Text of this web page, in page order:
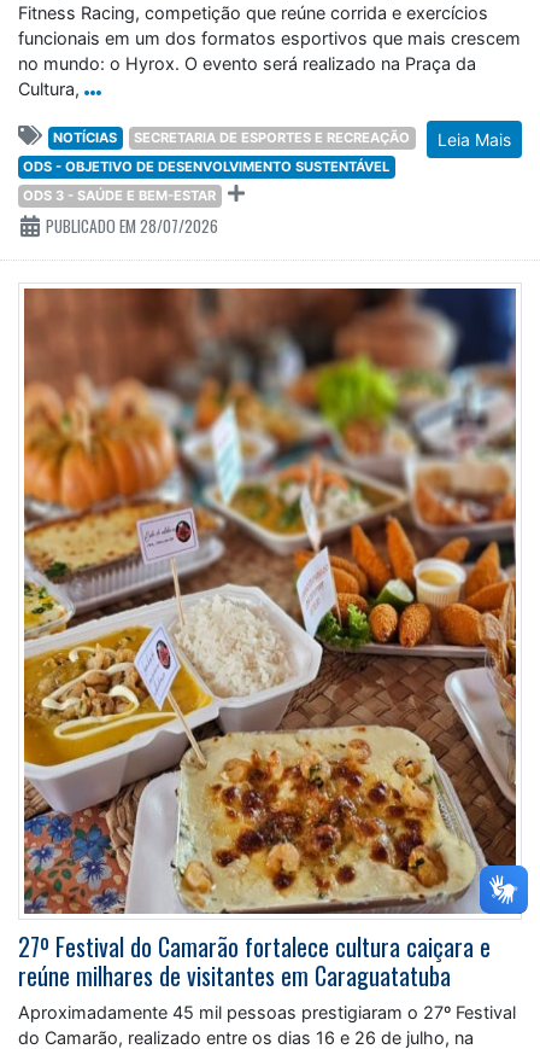
Fitness Racing, competição que reúne corrida e exercícios
funcionais em um dos formatos esportivos que mais crescem
no mundo: o Hyrox. O evento será realizado na Praça da
Cultura,
Leia Mais
NOTÍCIAS
SECRETARIA DE ESPORTES E RECREAÇÃO
ODS - OBJETIVO DE DESENVOLVIMENTO SUSTENTÁVEL
ODS 3 - SAÚDE E BEM-ESTAR
PUBLICADO EM 28/07/2026
27º Festival do Camarão fortalece cultura caiçara e
reúne milhares de visitantes em Caraguatatuba
Aproximadamente 45 mil pessoas prestigiaram o 27º Festival
do Camarão, realizado entre os dias 16 e 26 de julho, na